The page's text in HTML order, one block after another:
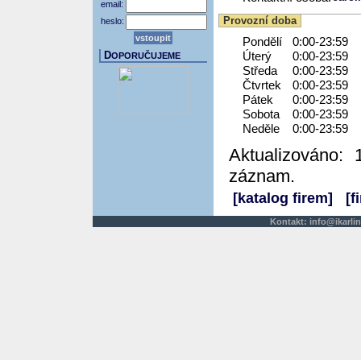
Provozní doba
Pondělí
0:00-23:59
Úterý
0:00-23:59
Středa
0:00-23:59
Čtvrtek
0:00-23:59
Pátek
0:00-23:59
Sobota
0:00-23:59
Neděle
0:00-23:59
Aktualizováno:
záznam.
[katalog firem]
email:
heslo:
DOPORUČUJEME
Kontakt: